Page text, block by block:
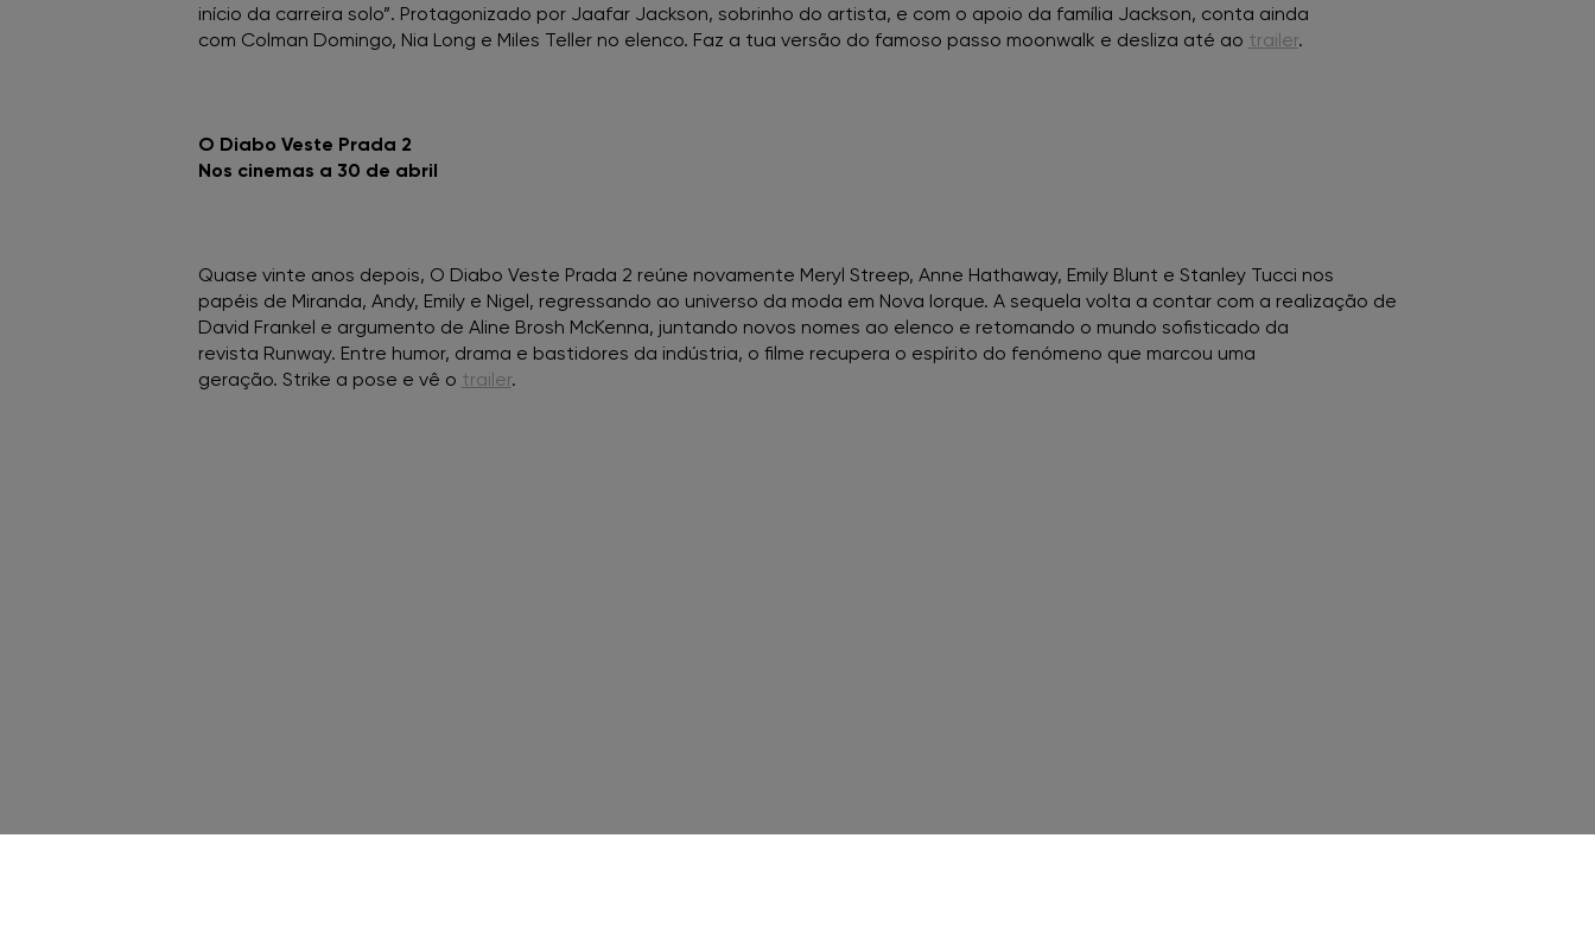
FNAC Vila Real
início da carreira solo”. Protagonizado por Jaafar Jackson, sobrinho do artista, e com o apoio da família Jackson, conta ainda
com Colman Domingo, Nia Long e Miles Teller no elenco. Faz a tua versão do famoso passo moonwalk e desliza até ao trailer.
O Diabo Veste Prada 2
Nos cinemas a 30 de abril
Quase vinte anos depois, O Diabo Veste Prada 2 reúne novamente Meryl Streep, Anne Hathaway, Emily Blunt e Stanley Tucci nos
papéis de Miranda, Andy, Emily e Nigel, regressando ao universo da moda em Nova Iorque. A sequela volta a contar com a realização de
David Frankel e argumento de Aline Brosh McKenna, juntando novos nomes ao elenco e retomando o mundo sofisticado da
revista Runway. Entre humor, drama e bastidores da indústria, o filme recupera o espírito do fenómeno que marcou uma
geração. Strike a pose e vê o trailer.